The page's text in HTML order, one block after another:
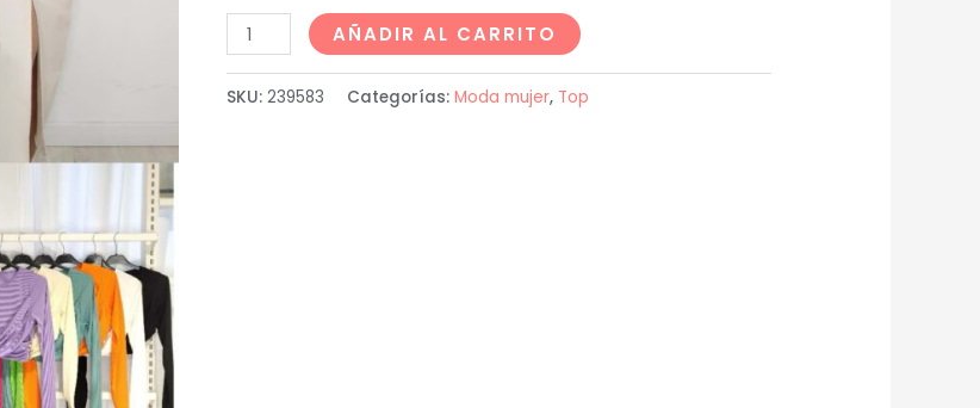
AÑADIR AL CARRITO
SKU: 239583 Categorías: Moda mujer, Top